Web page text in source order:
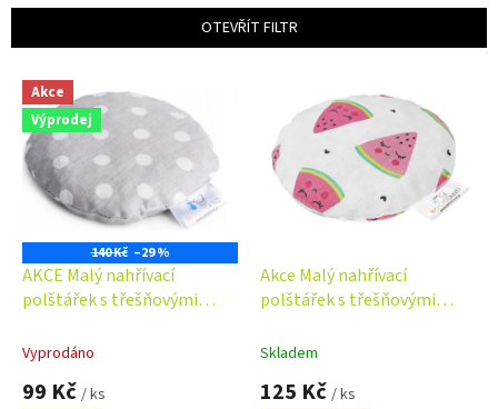
í
OTEVŘÍT FILTR
p
Akce
Výprodej
140 Kč –29 %
AKCE Malý nahřívací
polštářek s třešňovými
Puntíky v šedé
Vyprodáno
99 Kč / ks
Akce Malý nahřívací
polštářek s třešňovými
Meloun
Skladem
125 Kč / ks